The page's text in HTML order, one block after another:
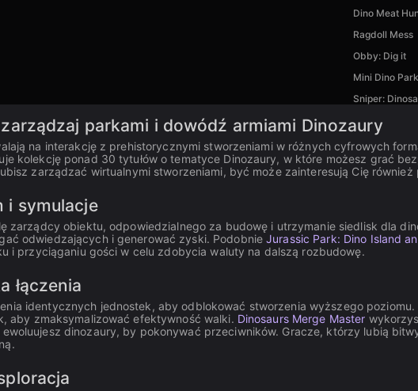
Dino Meat
Ragdoll Mess
Obby: Dig it
Mini Dino Park
Sniper:
parkami i dowódź armiami Dinozaury
na interakcję z prehistorycznymi stworzeniami w różnych cyfrowych
kolekcję ponad 30 tytułów o tematyce Dinozaury, w które możesz grać
zarządzać wirtualnymi stworzeniami, być może zainteresują Cię
i symulacje
zarządcy obiektu, odpowiedzialnego za budowę i utrzymanie siedlisk dla
odwiedzających i generować zyski. PodobnieJurassic Park: Dino Island
i przyciąganiu gości w celu zdobycia waluty na dalszą rozbudowę.
łączenia
identycznych jednostek, aby odblokować stworzenia wyższego poziomu.
aby zmaksymalizować efektywność walki. Dinosaurs Merge Master
dinozaury, by pokonywać przeciwników. Gracze, którzy lubią